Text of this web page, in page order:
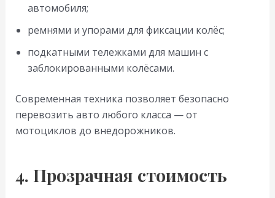
автомобиля;
ремнями и упорами для фиксации колёс;
подкатными тележками для машин с
заблокированными колёсами.
Современная техника позволяет безопасно
перевозить авто любого класса — от
мотоциклов до внедорожников.
4. Прозрачная стоимость